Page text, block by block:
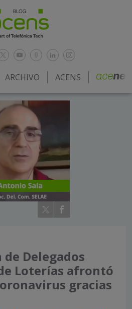
ARCHIVO ACENS
de Delegados
Loterías afrontó
gracias